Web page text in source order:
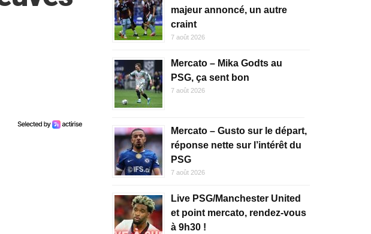
majeur annoncé, un autre
craint
7 août 2026
Mercato – Mika Godts au
PSG, ça sent bon
7 août 2026
Mercato – Gusto sur le départ,
réponse nette sur l’intérêt du
PSG
7 août 2026
Live PSG/Manchester United
et point mercato, rendez-vous
à 9h30 !